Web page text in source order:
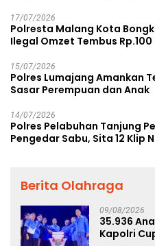
17/07/2026
Polresta Malang Kota
Ilegal Omzet Tembus
15/07/2026
Polres Lumajang Amankan
Sasar Perempuan dan Anak
14/07/2026
Polres Pelabuhan Tanjung
Pengedar Sabu, Sita 12 Klip
Berita Olahraga
09/08/2026
35.936
Kapolri